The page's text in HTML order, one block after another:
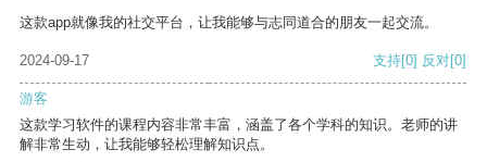
这款app就像我的社交平台，让我能够与志同道合的朋友一起交流。
2024-09-17 支持[0] 反对[0]
游客
这款学习软件的课程内容非常丰富，涵盖了各个学科的知识。老师的讲
解非常生动，让我能够轻松理解知识点。